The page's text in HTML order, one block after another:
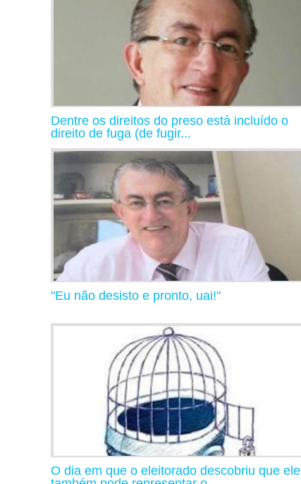
Dentre os direitos do preso está incluído o
direito de fuga (de fugir...
"Eu não desisto e pronto, uai!"
O dia em que o eleitorado descobriu que ele